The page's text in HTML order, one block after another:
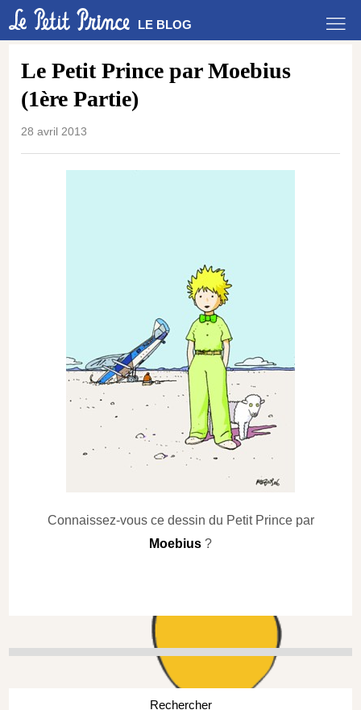
LE BLOG
Le Petit Prince par Moebius
(1ère Partie)
28 avril 2013
Connaissez-vous ce dessin du Petit Prince par
Moebius ?
Rechercher